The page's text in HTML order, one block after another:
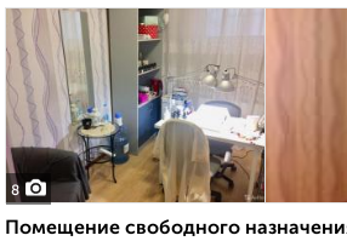
8
Помещение свободного